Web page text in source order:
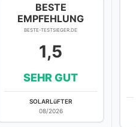
BESTE
EMPFEHLUNG
BESTE-TESTSIEGER.DE
1,5
SEHR GUT
SOLARLüFTER
08/2026